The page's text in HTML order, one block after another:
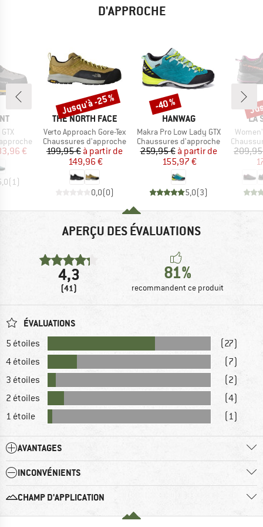
D'APPROCHE
réduit
€
(1)
MARQUE
THE NORTH FACE
Article
Verto Approach Gore-Tex
Product group
Chaussures d'approche
Prix
199,95 € Prix réduit
à partir de
149,96 €
0,0(0)
Remise
Jusqu'à -25 %
MARQUE
HANWAG
Article
Makra Pro Low Lady GTX
Product group
Chaussures d'approche
Prix
259,95 € Prix réduit
à partir de
155,97 €
5,0(3)
Remise
-40 %
LA
Article
Product
APERÇU DES ÉVALUATIONS
4,3
(41)
81%
recommandent ce produit
ÉVALUATIONS
5 étoiles
(27)
4 étoiles
(7)
3 étoiles
(2)
2 étoiles
(4)
1 étoile
(1)
AVANTAGES
INCONVÉNIENTS
CHAMP D'APPLICATION